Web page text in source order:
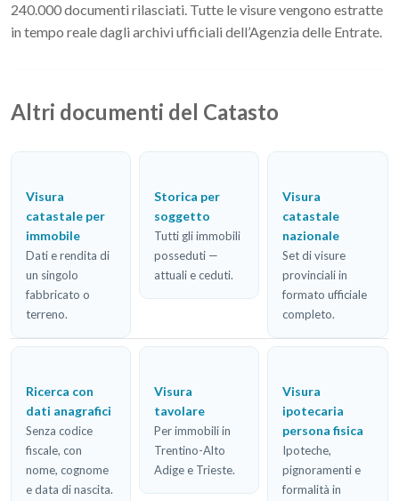
240.000 documenti rilasciati. Tutte le visure vengono estratte
in tempo reale dagli archivi ufficiali dell’Agenzia delle Entrate.
Altri documenti del Catasto
Visura
catastale per
immobile
Dati e rendita di
un singolo
fabbricato o
terreno.
Storica per
soggetto
Tutti gli immobili
posseduti —
attuali e ceduti.
Visura
catastale
nazionale
Set di visure
provinciali in
formato ufficiale
completo.
Ricerca con
dati anagrafici
Senza codice
fiscale, con
nome, cognome
e data di nascita.
Visura
tavolare
Per immobili in
Trentino-Alto
Adige e Trieste.
Visura
ipotecaria
persona fisica
Ipoteche,
pignoramenti e
formalità in